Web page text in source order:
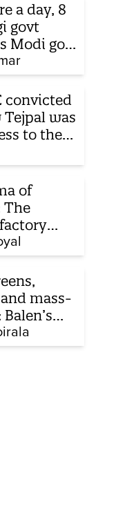
a day, 8
govt
Modi govt
to
convicted
was
to the
his
of
The
Modi
mass-
press